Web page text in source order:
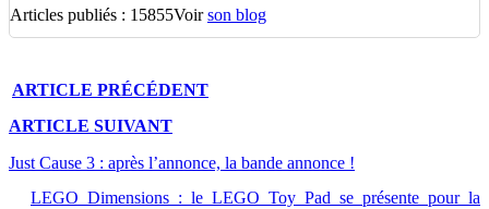
Articles publiés : 15855Voirson blog
ARTICLE PRÉCÉDENT
ARTICLE SUIVANT
Just Cause 3 : après l’annonce, la bande annonce !
LEGO Dimensions : le LEGO Toy Pad se présente pour la